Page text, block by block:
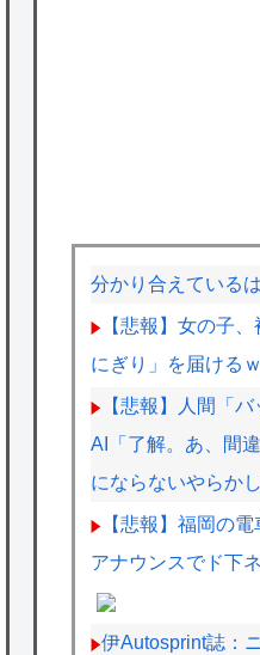
分かり合えている
【悲報】女の子
にぎり」を届ける
【悲報】人間「
AI「了解。あ、間
にならないやらか
【悲報】福岡の
アナウンスでド下
伊Autosprint誌：